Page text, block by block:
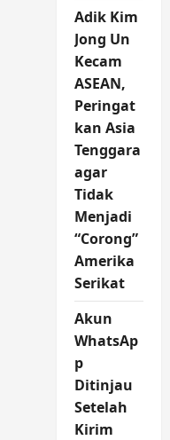
Adik Kim
Jong Un
Kecam
ASEAN,
Peringat
kan Asia
Tenggara
agar
Tidak
Menjadi
“Corong”
Amerika
Serikat
Akun
WhatsAp
p
Ditinjau
Setelah
Kirim